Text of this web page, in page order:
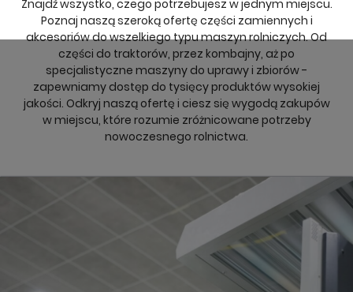
Znajdź wszystko, czego potrzebujesz w jednym miejscu.
Poznaj naszą szeroką ofertę części zamiennych i
akcesoriów do wszelkiego typu maszyn rolniczych. Od
części do traktorów, przez kombajny, aż po
specjalistyczne maszyny do uprawy i zbiorów -
zapewniamy dostęp do tysięcy produktów wysokiej
jakości. Odkryj naszą ofertę i ciesz się wygodą zakupów
w miejscu, które rozumie zróżnicowane potrzeby
nowoczesnego rolnictwa.